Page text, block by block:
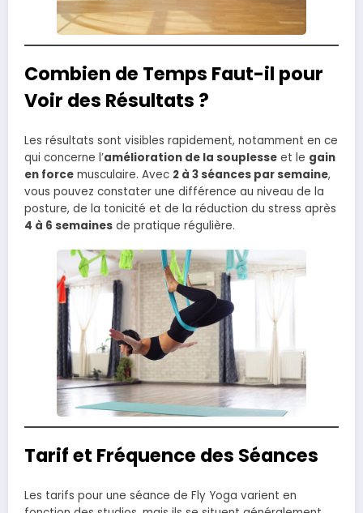
Combien de Temps Faut-il pour
Voir des Résultats ?
Les résultats sont visibles rapidement, notamment en ce
qui concerne l’amélioration de la souplesse et le gain
en force musculaire. Avec 2 à 3 séances par semaine,
vous pouvez constater une différence au niveau de la
posture, de la tonicité et de la réduction du stress après
4 à 6 semaines de pratique régulière.
Tarif et Fréquence des Séances
Les tarifs pour une séance de Fly Yoga varient en